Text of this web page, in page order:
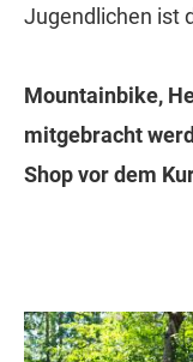
Jugendlichen ist
Mountainbike,
mitgebracht
Shop vor dem